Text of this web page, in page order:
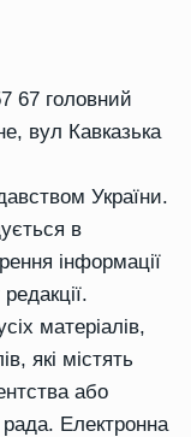
67 головний
вул Кавказька
України.
в
інформації
матеріалів,
які містять
або
рада. Електронна